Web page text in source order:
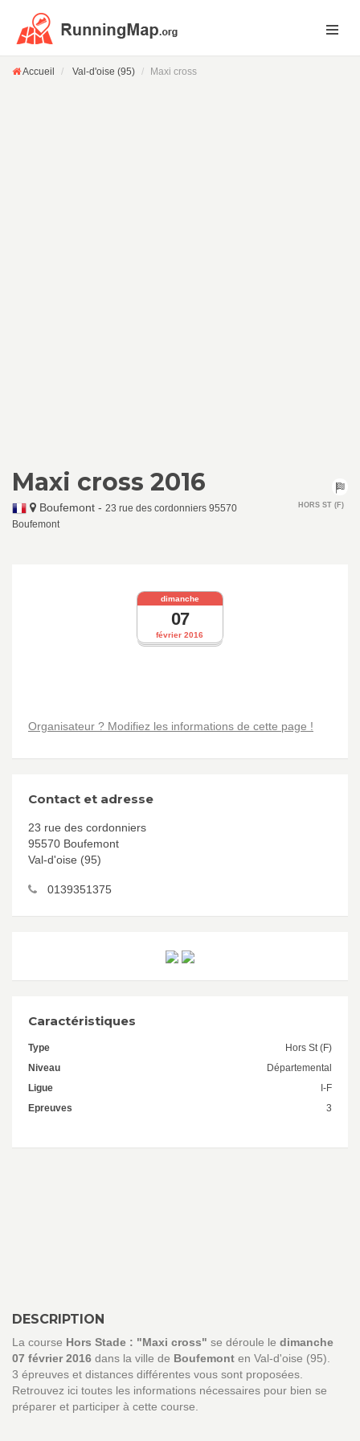
Accueil Val-d'oise (95) Maxi cross
Maxi cross 2016
Boufemont - 23 rue des cordonniers 95570
Boufemont
HORS ST (F)
février 2016
dimanche
07
Organisateur ? Modifiez les informations de cette page !
Contact et adresse
23 rue des cordonniers
95570 Boufemont
Val-d'oise (95)
0139351375
Caractéristiques
Type
Hors St (F)
Niveau
Départemental
Ligue
I-F
Epreuves
3
DESCRIPTION
La course Hors Stade : "Maxi cross" se déroule le dimanche
07 février 2016 dans la ville de Boufemont en Val-d'oise (95).
3 épreuves et distances différentes vous sont proposées.
Retrouvez ici toutes les informations nécessaires pour bien se
préparer et participer à cette course.